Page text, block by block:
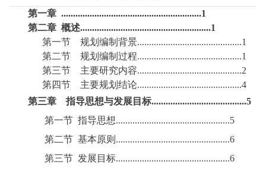
第一章...........................................................1
第二章概述.......................................................1
第一节
规划编制背景............................................1
第二节
规划编制过程............................................1
第三节
主要研究内容............................................2
第四节
主要规划结论............................................4
第三章
指导思想与发展目标........................................5
第一节 指导思想................................................5
第二节 基本原则 ................................................6
第三节 发展目标................................................6